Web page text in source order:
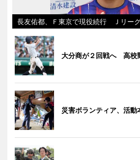
長友佑都、Ｆ東京で現役続行 Ｊリー
大分商が２回戦へ 高校
災害ボランティア、活動